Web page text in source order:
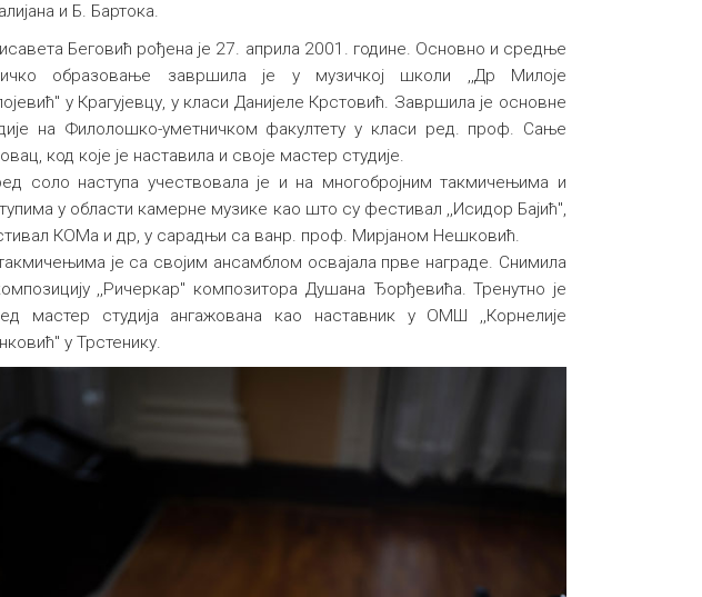
и Б. Бартока.
Беговић рођена је 27. априла 2001. године. Основно и средње
образовање завршила је у музичкој школи ,,Др Милоје
у Крагујевцу, у класи Данијеле Крстовић. Завршила је основне
нa Филолошко-уметничком факултету у класи ред. проф. Сање
код које је наставила и своје мастер студије.
соло наступа учествовала је и на многобројним такмичењима и
у области камерне музике као што су фестивал ,,Исидор Бајић",
КОМа и др, у сарадњи са ванр. проф. Мирјаном Нешковић.
је са својим ансамблом освајала прве награде. Снимила
,,Ричеркар" композитора Душана Ђорђевића. Тренутно је
мастер студија ангажована као наставник у ОМШ ,,Корнелије
у Трстенику.